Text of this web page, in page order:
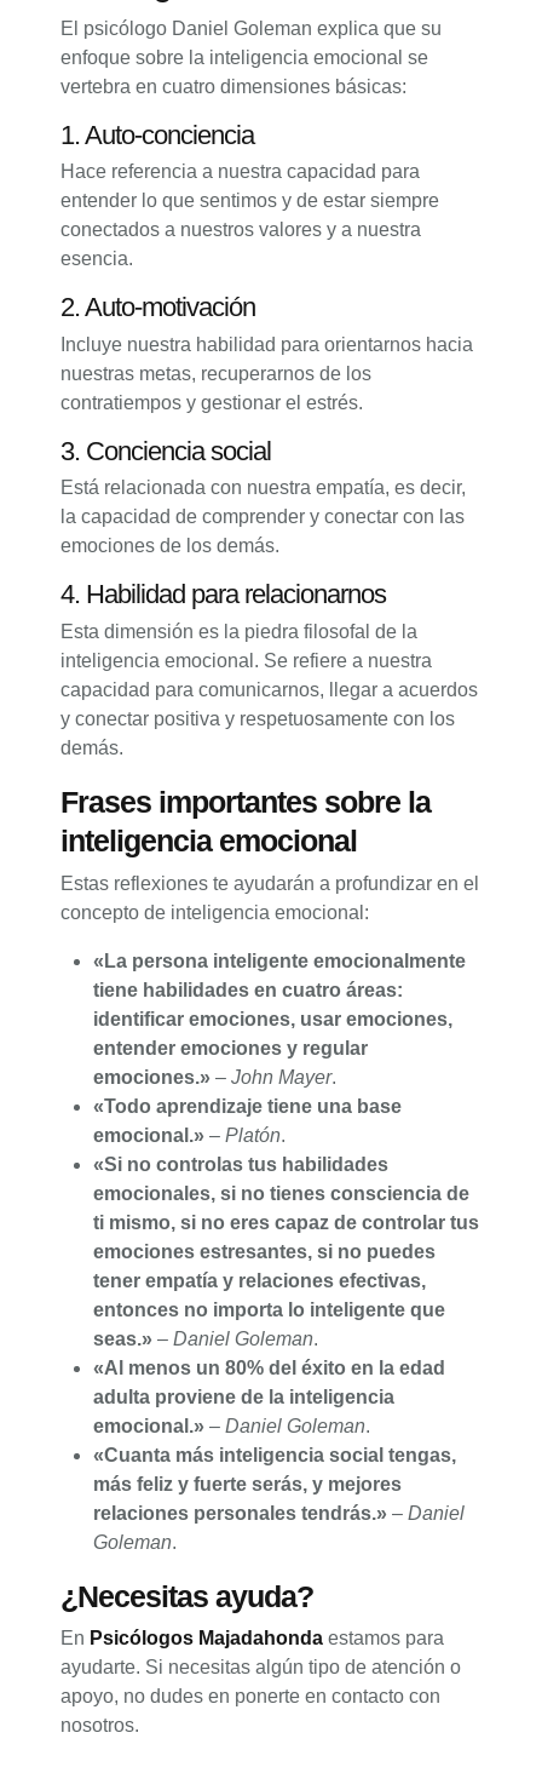
El psicólogo Daniel Goleman explica que su
enfoque sobre la inteligencia emocional se
vertebra en cuatro dimensiones básicas:
1. Auto-conciencia
Hace referencia a nuestra capacidad para
entender lo que sentimos y de estar siempre
conectados a nuestros valores y a nuestra
esencia.
2. Auto-motivación
Incluye nuestra habilidad para orientarnos hacia
nuestras metas, recuperarnos de los
contratiempos y gestionar el estrés.
3. Conciencia social
Está relacionada con nuestra empatía, es decir,
la capacidad de comprender y conectar con las
emociones de los demás.
4. Habilidad para relacionarnos
Esta dimensión es la piedra filosofal de la
inteligencia emocional. Se refiere a nuestra
capacidad para comunicarnos, llegar a acuerdos
y conectar positiva y respetuosamente con los
demás.
Frases importantes sobre la
inteligencia emocional
Estas reflexiones te ayudarán a profundizar en el
concepto de inteligencia emocional:
«La persona inteligente emocionalmente
tiene habilidades en cuatro áreas:
identificar emociones, usar emociones,
entender emociones y regular
emociones.» –John Mayer.
«Todo aprendizaje tiene una base
emocional.» –Platón.
«Si no controlas tus habilidades
emocionales, si no tienes consciencia de
ti mismo, si no eres capaz de controlar tus
emociones estresantes, si no puedes
tener empatía y relaciones efectivas,
entonces no importa lo inteligente que
seas.» –Daniel Goleman.
«Al menos un 80% del éxito en la edad
adulta proviene de la inteligencia
emocional.» –Daniel Goleman.
«Cuanta más inteligencia social tengas,
más feliz y fuerte serás, y mejores
relaciones personales tendrás.» –Daniel
Goleman.
¿Necesitas ayuda?
En Psicólogos Majadahonda estamos para
ayudarte. Si necesitas algún tipo de atención o
apoyo, no dudes en ponerte en contacto con
nosotros.